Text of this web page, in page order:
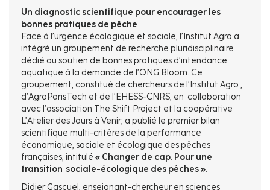
Un diagnostic scientifique pour encourager les
bonnes pratiques de pêche
Face à l’urgence écologique et sociale, l’Institut Agro a
intégré un groupement de recherche pluridisciplinaire
dédié au soutien de bonnes pratiques d’intendance
aquatique à la demande de l’ONG Bloom. Ce
groupement, constitué de chercheurs de l’Institut Agro ,
d’AgroParisTech et de l’EHESS-CNRS, en collaboration
avec l’association The Shift Project et la coopérative
L’Atelier des Jours à Venir, a publié le premier bilan
scientifique multi-critères de la performance
économique, sociale et écologique des pêches
françaises, intitulé « Changer de cap. Pour une
transition sociale-écologique des pêches ».
Didier Gascuel, enseignant-chercheur en sciences